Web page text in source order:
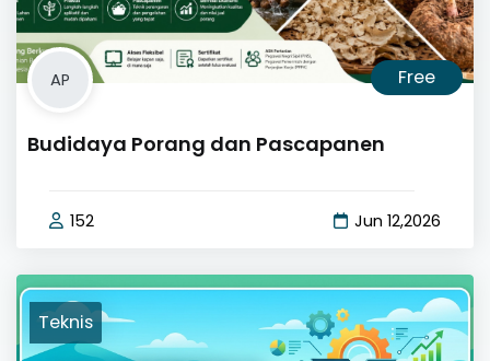
AP Free
Budidaya Porang dan Pascapanen
152 Jun 12,2026
Teknis